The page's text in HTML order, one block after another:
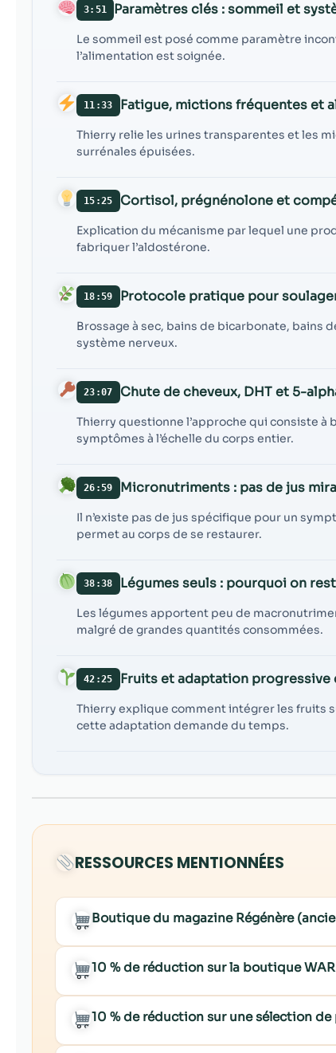
3:51 Paramètres clés : sommeil et
Le sommeil est posé comme paramètre
l’alimentation est soignée.
11:33 Fatigue, mictions fréquentes et
Thierry relie les urines transparentes et les
surrénales épuisées.
15:25 Cortisol, prégnénolone et
Explication du mécanisme par lequel une
fabriquer l’aldostérone.
18:59 Protocole pratique pour
Brossage à sec, bains de bicarbonate, bains
système nerveux.
23:07 Chute de cheveux, DHT et 5-
Thierry questionne l’approche qui consiste à
symptômes à l’échelle du corps entier.
26:59 Micronutriments : pas de jus
Il n’existe pas de jus spécifique pour un
permet au corps de se restaurer.
38:38 Légumes seuls : pourquoi on
Les légumes apportent peu de
malgré de grandes quantités consommées.
42:25 Fruits et adaptation progressive
Thierry explique comment intégrer les fruits
cette adaptation demande du temps.
RESSOURCES MENTIONNÉES
Boutique du magazine Régénère
10 % de réduction sur la boutique
10 % de réduction sur une sélection de